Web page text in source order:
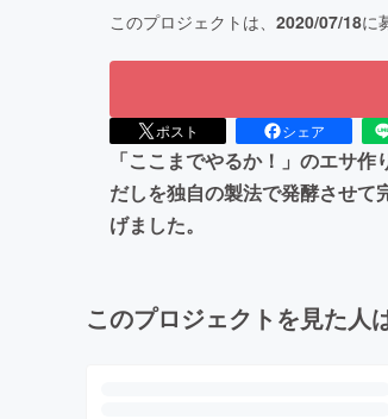
このプロジェクトは、 2020/07/18に
ポスト シェア
「ここまでやるか！」のエサ
だしを独自の製法で発酵させ
げました。
このプロジェクトを見た人